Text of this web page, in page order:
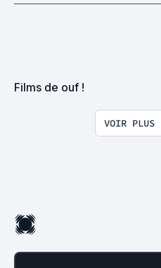
Films de ouf !
VOIR PLUS